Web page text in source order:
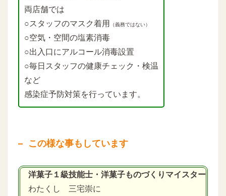
両店舗では
○スタッフのマスク着用
（義務ではない）
○空気・空間の塩素消毒
○出入口にアルコール消毒設置
○毎日スタッフの健康チェック・検温
など
感染症予防対策を行っています。
この様な事もしています
洋菓子１級技能士・洋菓子ものづくりマイスター
わたくし 三宅崇に